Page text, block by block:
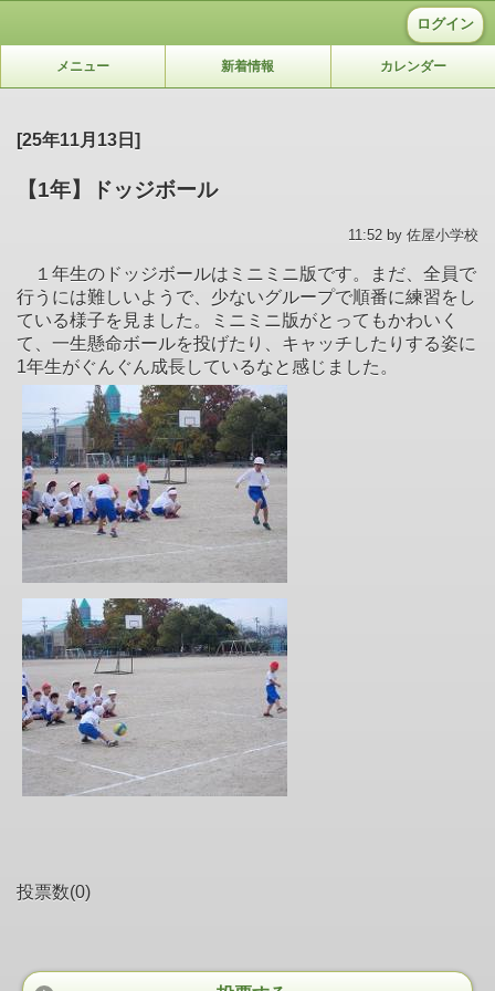
ログイン
メニュー 新着情報 カレンダー
[25年11月13日]
【1年】ドッジボール
11:52 by 佐屋小学校
１年生のドッジボールはミニミニ版です。まだ、全員で
行うには難しいようで、少ないグループで順番に練習をし
ている様子を見ました。ミニミニ版がとってもかわいく
て、一生懸命ボールを投げたり、キャッチしたりする姿に
1年生がぐんぐん成長しているなと感じました。
投票数(0)